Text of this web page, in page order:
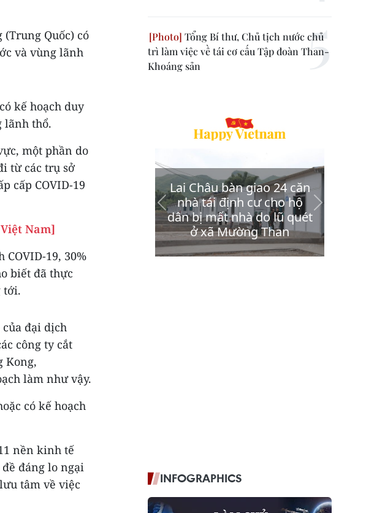
Quốc) có
và vùng lãnh
kế hoạch duy
lãnh thổ.
một phần do
từ các trụ sở
cấp COVID-19
Nam]
19, 30%
biết đã thực
tới.
đại dịch
công ty cắt
Kong,
làm như vậy.
có kế hoạch
nền kinh tế
đáng lo ngại
tâm về việc
Tổng Bí thư, Chủ tịch nước chủ
trì làm việc về tái cơ cấu Tập đoàn Than-
Khoáng sản
INFOGRAPHICS